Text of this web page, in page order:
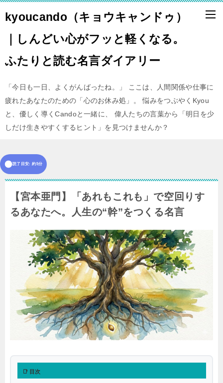
kyoucando（キョウキャンドゥ）
｜しんどい心がフッと軽くなる。
ふたりと読む名言ダイアリー
「今日も一日、よくがんばったね。」 ここは、人間関係や仕事に
疲れたあなたのための「心のお休み処」。 悩みをつぶやくKyou
と、優しく導くCandoと一緒に、 偉人たちの言葉から「明日を少
しだけ生きやすくするヒント」を見つけませんか？
読了目安: 約5分
【宮本亜門】「あれもこれも」で空回りす
るあなたへ。人生の“幹”をつくる名言
📑 目次